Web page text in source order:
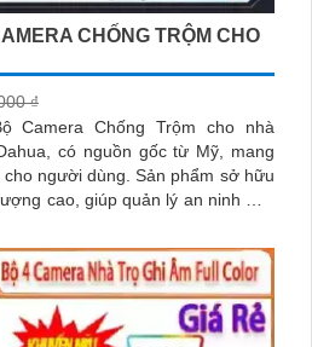
CHỐNG TRỘM CHO
₫
Camera Chống Trộm cho nhà
có nguồn gốc từ Mỹ, mang
Sản phẩm sở hữu
cao, giúp quản lý an ninh một